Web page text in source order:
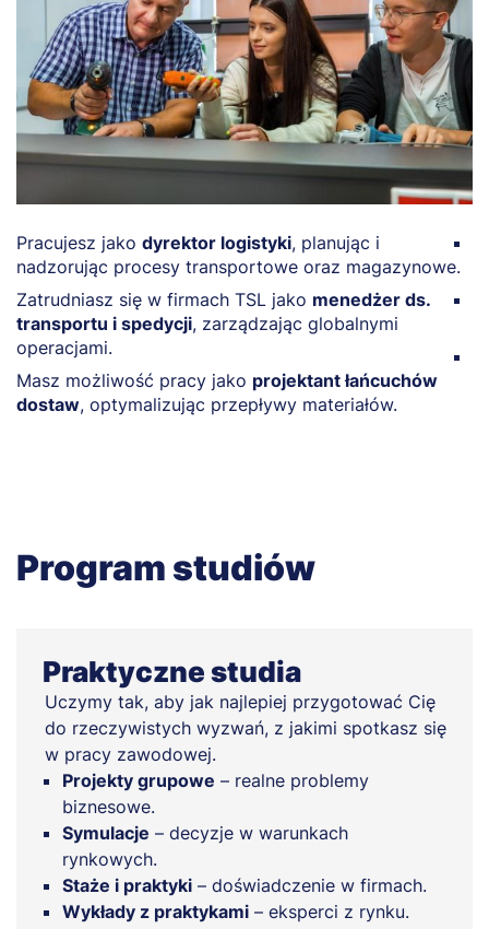
Pracujesz jako dyrektor logistyki, planując i
nadzorując procesy transportowe oraz magazynowe.
Zatrudniasz się w firmach TSL jako menedżer ds.
transportu i spedycji, zarządzając globalnymi
operacjami.
Masz możliwość pracy jako projektant łańcuchów
dostaw, optymalizując przepływy materiałów.
Program studiów
Praktyczne studia
Uczymy tak, aby jak najlepiej przygotować Cię
do rzeczywistych wyzwań, z jakimi spotkasz się
w pracy zawodowej.
Projekty grupowe – realne problemy
biznesowe.
Symulacje – decyzje w warunkach
rynkowych.
Staże i praktyki – doświadczenie w firmach.
Wykłady z praktykami – eksperci z rynku.